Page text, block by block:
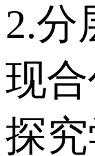
2.分
现合
探